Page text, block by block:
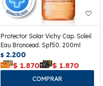
Protector Solar Vichy Cap. Soleil
Eau Broncead. Spf50. 200ml
$ 2.200
$ 1.870 $ 1.870